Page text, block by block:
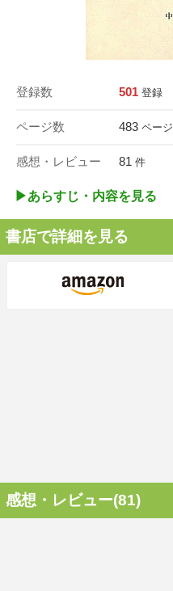
登録数 501 登録
ページ数 483 ページ
感想・レビュー 81 件
▶︎あらすじ・内容を見る
書店で詳細を見る
感想・レビュー(81)